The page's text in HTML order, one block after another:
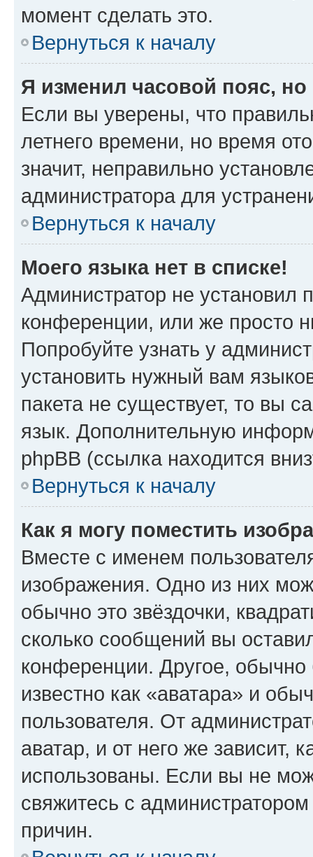
момент сделать это.
Вернуться к началу
Я изменил часовой пояс,
Если вы уверены, что
летнего времени, но время
значит, неправильно
администратора для
Вернуться к началу
Моего языка нет в списке!
Администратор не установил
конференции, или же просто
Попробуйте узнать у
установить нужный вам
пакета не существует, то вы
язык. Дополнительную
phpBB (ссылка находится
Вернуться к началу
Как я могу поместить
Вместе с именем
изображения. Одно из них
обычно это звёздочки,
сколько сообщений вы
конференции. Другое,
известно как «аватара» и
пользователя. От
аватар, и от него же зависит,
использованы. Если вы не
свяжитесь с
причин.